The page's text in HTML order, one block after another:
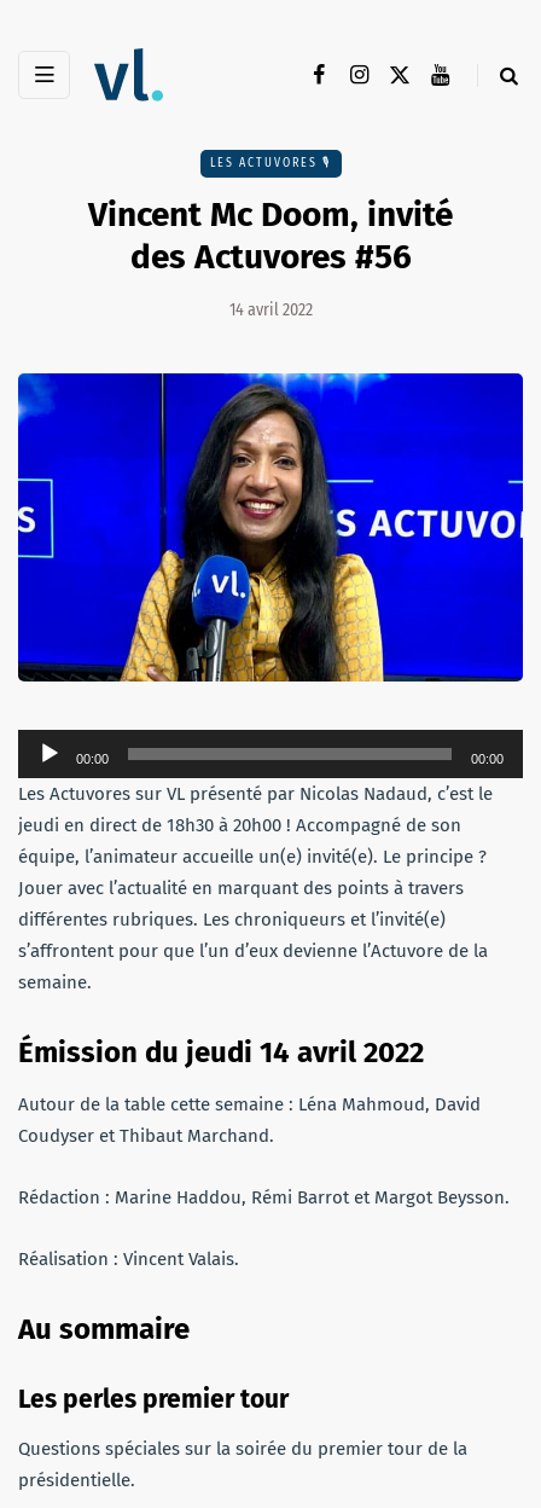
LES ACTUVORES 🎙
Vincent Mc Doom, invité
des Actuvores #56
14 avril 2022
Lecteur
audio
00:00 00:00
Les Actuvores sur VL présenté par Nicolas Nadaud, c’est le
jeudi en direct de 18h30 à 20h00 ! Accompagné de son
équipe, l’animateur accueille un(e) invité(e). Le principe ?
Jouer avec l’actualité en marquant des points à travers
différentes rubriques. Les chroniqueurs et l’invité(e)
s’affrontent pour que l’un d’eux devienne l’Actuvore de la
semaine.
Émission du jeudi 14 avril 2022
Autour de la table cette semaine : Léna Mahmoud, David
Coudyser et Thibaut Marchand.
Rédaction : Marine Haddou, Rémi Barrot et Margot Beysson.
Réalisation : Vincent Valais.
Au sommaire
Les perles premier tour
Questions spéciales sur la soirée du premier tour de la
présidentielle.